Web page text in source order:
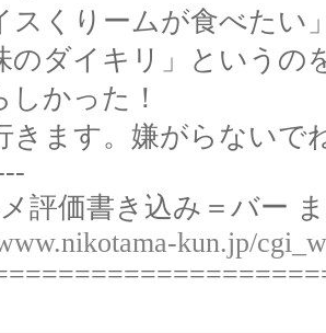
スくりームが食べた
のダイキリ」というの
しかった！
きます。嫌がらないで
評価書き込み＝バー
kun.jp/